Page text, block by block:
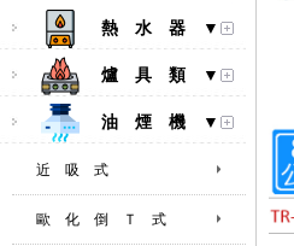
熱 水 器 ▼
爐 具 類 ▼
油 煙 機 ▼
近 吸 式
歐 化 倒 Ｔ 式